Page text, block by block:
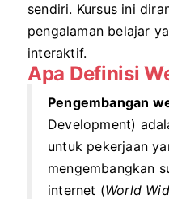
sendiri. Kursus ini
pengalaman belajar
interaktif.
Apa Definisi
Pengembangan
Development)
untuk pekerjaan
mengembangkan
internet (World